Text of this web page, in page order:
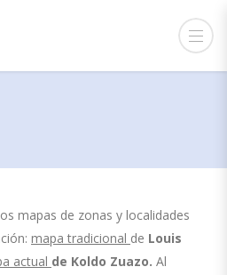
mapas de zonas y localidades
mapa tradicional de Louis
actual de Koldo Zuazo. Al